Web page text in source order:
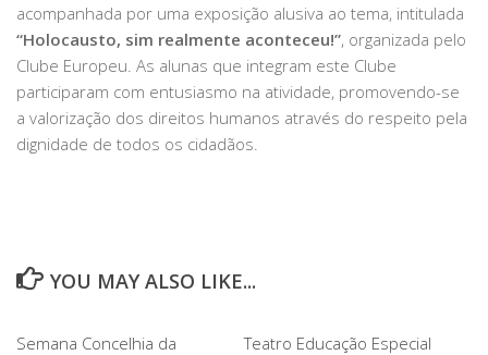
acompanhada por uma exposição alusiva ao tema, intitulada
“Holocausto, sim realmente aconteceu!”, organizada pelo
Clube Europeu. As alunas que integram este Clube
participaram com entusiasmo na atividade, promovendo-se
a valorização dos direitos humanos através do respeito pela
dignidade de todos os cidadãos.
YOU MAY ALSO LIKE...
Semana Concelhia da
Teatro Educação Especial